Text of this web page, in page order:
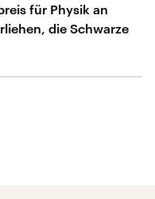
für Physik an
die Schwarze